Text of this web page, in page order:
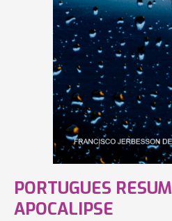
PORTUGUES
APOCALIPSE